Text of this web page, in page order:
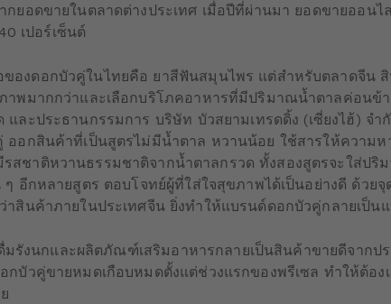
กยอดขายในตลาดต่างประเทศ เมื่อปีที่ผ่านมา ยอดขายออน
เปอร์เซ็นต์
งดอกบัวคู่ในไทยคือ ยาสีฟันสมุนไพร แต่สำหรับตลาดจีน สิ
าพมากกว่าและเลือกบริโภคอาหารที่มีปริมาณน้ำตาลค่อนข้
ละประธานกรรมการ บริษัท บัวสยามเทรดดิ้ง (เซี่ยงไฮ้) จำ
ออกสินค้าที่เป็นสูตรไม่มีน้ำตาล หวานน้อย ใช้สารให้ความ
สชาติหวานธรรมชาติจากน้ำตาลกรวด ทั้งสองสูตรจะใส่ปริ
ๆ อีกหลายสูตร ตอบโจทย์ผู้ที่ใส่ใจสุขภาพได้เป็นอย่างดี ด้ว
าสินค้าภายในประเทศจีน ยิ่งทำให้แบรนด์ดอกบัวคู่กลายเป็น
ดื่มรังนกและผลิตภัณฑ์เสริมอาหารกลายเป็นสินค้าขายดีจาก
บัวคู่ขายหมดเกือบหมดตั้งแต่ช่วงแรกของพรีเซล ทำให้ต้อ